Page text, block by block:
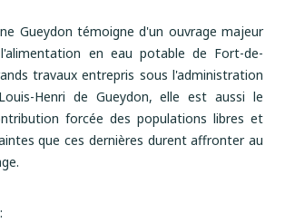
Gueydon témoigne d'un ouvrage majeur
en eau potable de Fort-de-
travaux entrepris sous l'administration
Henri de Gueydon, elle est aussi le
forcée des populations libres et
que ces dernières durent affronter au